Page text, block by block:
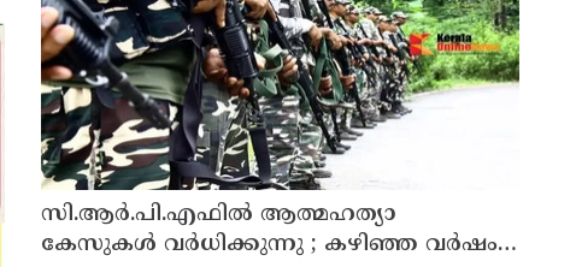
സി.ആർ.പി.എഫിൽ ആത്മഹത്യാ
കേസുകൾ വർധിക്കുന്നു ; കഴിഞ്ഞ വർഷം